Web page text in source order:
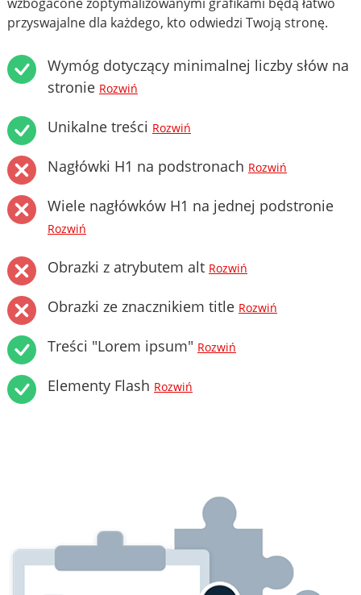
przyswajalne dla każdego, kto odwiedzi Twoją stronę.
Wymóg dotyczący minimalnej liczby słów na
stronie Rozwiń
Unikalne treści Rozwiń
Nagłówki H1 na podstronach Rozwiń
Wiele nagłówków H1 na jednej podstronie
Rozwiń
Obrazki z atrybutem alt Rozwiń
Obrazki ze znacznikiem title Rozwiń
Treści "Lorem ipsum" Rozwiń
Elementy Flash Rozwiń